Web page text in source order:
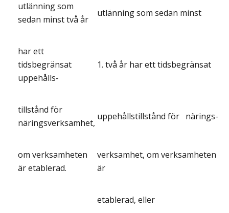
utlänning som
sedan minst två år
utlänning som sedan minst
har ett
tidsbegränsat
uppehålls-
1. två år har ett tidsbegränsat
tillstånd för
näringsverksamhet,
uppehållstillstånd för närings-
om verksamheten
är etablerad.
verksamhet, om verksamheten
är
etablerad, eller